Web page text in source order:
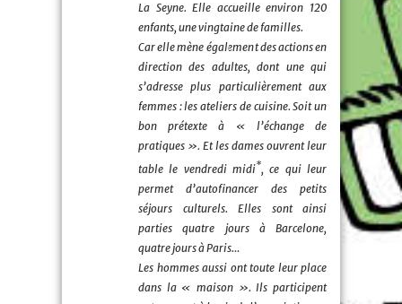
La Seyne. Elle accueille environ 120
enfants, une vingtaine de familles.
Car elle mène également des actions en
direction des adultes, dont une qui
s’adresse plus particulièrement aux
femmes : les ateliers de cuisine. Soit un
bon prétexte à « l’échange de
pratiques ». Et les dames ouvrent leur
table le vendredi midi*, ce qui leur
permet d’autofinancer des petits
séjours culturels. Elles sont ainsi
parties quatre jours à Barcelone,
quatre jours à Paris…
Les hommes aussi ont toute leur place
dans la « maison ». Ils participent